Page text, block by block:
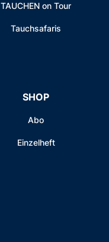
TAUCHEN on Tour
Tauchsafaris
SHOP
Abo
Einzelheft